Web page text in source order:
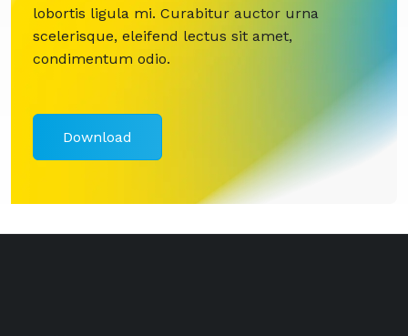
lobortis ligula mi. Curabitur auctor urna
scelerisque, eleifend lectus sit amet,
condimentum odio.
Download